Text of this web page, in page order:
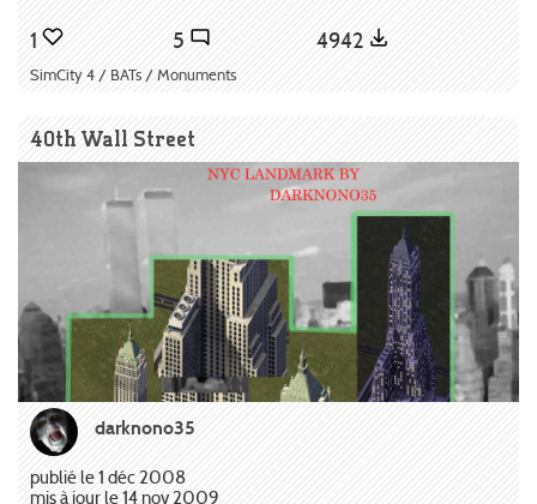
1 5 4942
SimCity 4 / BATs / Monuments
40th Wall Street
darknono35
publié le 1 déc 2008
mis à jour le 14 nov 2009